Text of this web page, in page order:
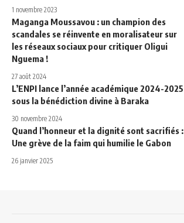
1 novembre 2023
Maganga Moussavou : un champion des
scandales se réinvente en moralisateur sur
les réseaux sociaux pour critiquer Oligui
Nguema !
27 août 2024
L’ENPI lance l’année académique 2024-2025
sous la bénédiction divine à Baraka
30 novembre 2024
Quand l’honneur et la dignité sont sacrifiés :
Une grève de la faim qui humilie le Gabon
26 janvier 2025